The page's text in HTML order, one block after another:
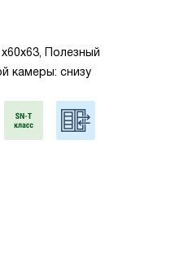
Полезный
камеры: снизу